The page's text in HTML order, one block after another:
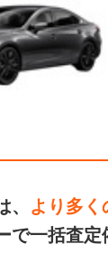
より多く
で一括査